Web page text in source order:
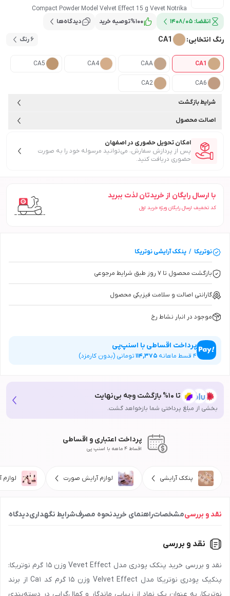
Compact Powder Model Velvet Effect 15 g Vevet Notrika
انقضا: 1408/05
%100 توصیه خرید دیدگاه‌ها
رنگ انتخابی: CA1 6 رنگ
CA1
CAA
CA4
CA5
CA6
CA2
شرایط بازگشت
اصالت محصول
امکان تحویل حضوری در اصفهان
پس از پردازش سفارش، می‌توانید مرسوله خود را به صورت
حضوری دریافت کنید.
با ارسال رایگان از خریدتان لذت ببرید
کد تخفیف ارسال رایگان ویژه خرید اول
نوتریکا / پنکک آرایشینوتریکا
بازگشت محصول تا ۷ روز طبق شرایط مرجوعی
گارانتی اصالت و سلامت فیزیکی محصول
موجود در انبار نشاط رخ
پرداخت اقساطی با اسنپ‌پی
4 قسط ماهانه 114,375تومانی (بدون کارمزد)
تا 10% بازگشت وجه بی‌نهایت
بخشی از مبلغ پرداختی شما بازخواهد گشت.
پرداخت اعتباری و اقساطی
اقساط 4 ماهه با اسنپ پی
پنکک آرایشی لوازم آرایش صورت لوازم
نقد و بررسیمشخصاتراهنمای خریدنحوه مصرفشرایط نگهداریدیدگاه‌ها
نقد و بررسی
نقد و بررسی خرید پنکک پودری مدل Vevet Effect وزن 15 گرم نوتریکا:
پنکیک پودری نوتریکا مدل Velvet Effect وزن ۱۵ گرم کد Ca1 از برند
نوتریکا، به عنوان یک نماد از زیبایی ماندگار و کمال‌گرایی در دسته‌بندی